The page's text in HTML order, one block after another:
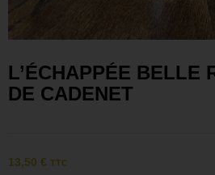
L’ÉCHAPPÉE BELLE
DE CADENET
13,50 € TTC